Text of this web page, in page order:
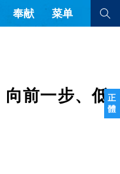
正
體
奉献 菜单
前一步、低